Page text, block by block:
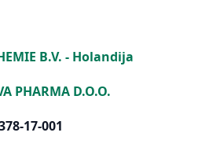
B.V. - Holandija
PHARMA D.O.O.
17-001